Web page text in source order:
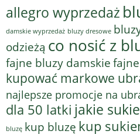
allegro wyprzedaż
damskie wyprzedaż bluzy dresowe
odzieżą co nosić z
fajne bluzy damskie
kupować markowe
najlepsze promocje na
dla 50 latki jakie
bluzę kup bluzę kup